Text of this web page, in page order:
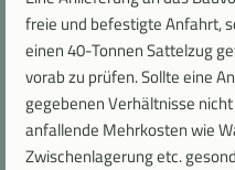
freie und befestigteAnfahrt,
einen 40-Tonnen Sattelzug
vorab zu prüfen.Sollte eine
gegebenen Verhältnisse
anfallende Mehrkosten wie
Zwischenlagerung etc.